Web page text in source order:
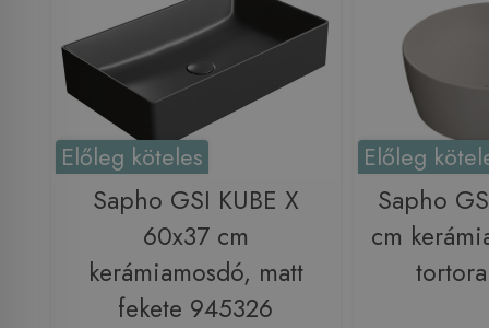
Előleg köteles
Sapho GSI KUBE X
60x37 cm
kerámiamosdó, matt
fekete 945326
Előleg
Sapho
cm